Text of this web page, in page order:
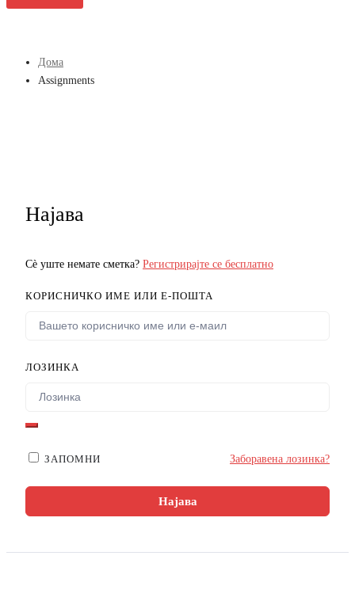
Дома
Assignments
Најава
Сè уште немате сметка? Регистрирајте се бесплатно
КОРИСНИЧКО ИМЕ ИЛИ Е-ПОШТА
ЛОЗИНКА
ЗАПОМНИ Заборавена лозинка?
Најава